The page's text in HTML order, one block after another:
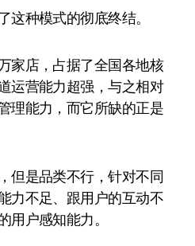
这种模式的彻底终结。
家店，占据了全国各地核
运营能力超强，与之相对
理能力，而它所缺的正是
但是品类不行，针对不同
力不足、跟用户的互动不
用户感知能力。